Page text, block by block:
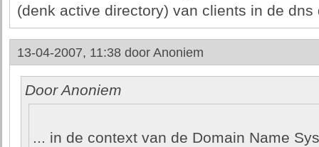
(denk active directory) van clients in de dns
13-04-2007, 11:38 door Anoniem
Door Anoniem
... in de context van de Domain Name